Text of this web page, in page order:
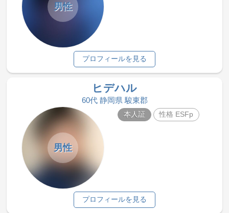
男性
プロフィールを見る
ヒデハル
60代 静岡県 駿東郡
男性
本人証 性格 ESFp
プロフィールを見る